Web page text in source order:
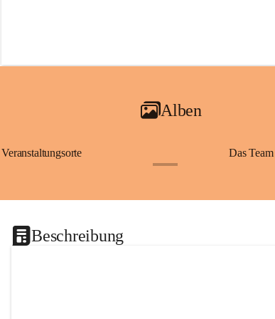
Alben
Veranstaltungsorte Das Team
Beschreibung